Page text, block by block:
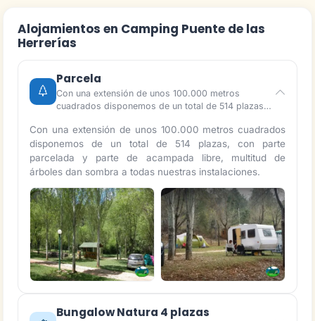
Alojamientos en Camping Puente de las
Herrerías
Parcela
Con una extensión de unos 100.000 metros
cuadrados disponemos de un total de 514 plazas…
Con una extensión de unos 100.000 metros cuadrados
disponemos de un total de 514 plazas, con parte
parcelada y parte de acampada libre, multitud de
árboles dan sombra a todas nuestras instalaciones.
Bungalow Natura 4 plazas